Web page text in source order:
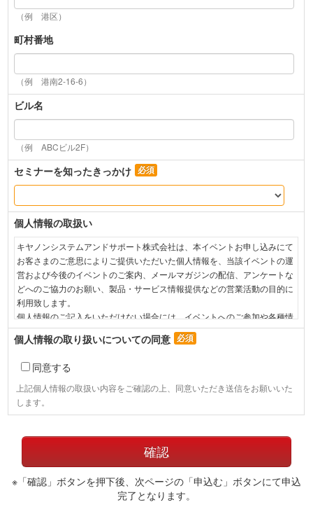
（例　港区）
町村番地
（例　港南2-16-6）
ビル名
（例　ABCビル2F）
セミナーを知ったきっかけ
個人情報の取扱い
キヤノンシステムアンドサポート株式会社は、本イベントお申し込みにて
お客さまのご意思によりご提供いただいた個人情報を、当該イベントの運
営および今後のイベントのご案内、メールマガジンの配信、アンケートな
どへのご協力のお願い、製品・サービス情報提供などの営業活動の目的に
利用致します。
個人情報のご記入をいただけない場合には、イベントへのご参加や各種情
報の提供ができないことがございますので、あらかじめご了承ください。
なお、弊社は提供を受けた個人情報とCookie（クッキー）を紐づけて、ウ
は、メールに設定したリンク先ページ、および弊社と弊社のグループ会社
が運営・開設するウェブページ内に限られます。アクセス履歴は、市場分
析、および、これに基づく販売促進活動のために利用します。
し漏えいなどの防止に努めます。
また、以下の場合を除き、お客さまの同意なく、第三者への個人情報の開
示・提供を致しません。
個人情報の取り扱いについての同意
同意する
上記個人情報の取扱い内容をご確認の上、同意いただき送信をお願いいた
します。
※「確認」ボタンを押下後、次ページの「申込む」ボタンにて申込
完了となります。